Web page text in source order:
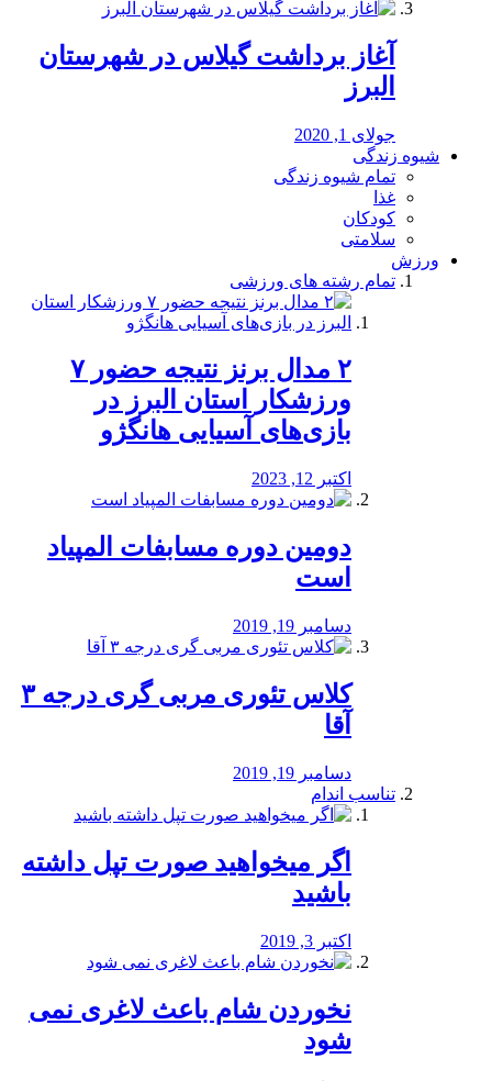
آغاز برداشت گیلاس در شهرستان
البرز
جولای 1, 2020
شیوه زندگی
تمام شیوه زندگی
غذا
کودکان
سلامتی
ورزش
تمام رشته های ورزشی
۲ مدال برنز نتیجه حضور ۷
ورزشکار استان البرز در
بازی‌های آسیایی هانگژو
اکتبر 12, 2023
دومین دوره مسابفات المپیاد
است
دسامبر 19, 2019
کلاس تئوری مربی گری درجه ۳
آقا
دسامبر 19, 2019
تناسب اندام
اگر میخواهید صورت تپل داشته
باشید
اکتبر 3, 2019
نخوردن شام باعث لاغری نمی
‌شود